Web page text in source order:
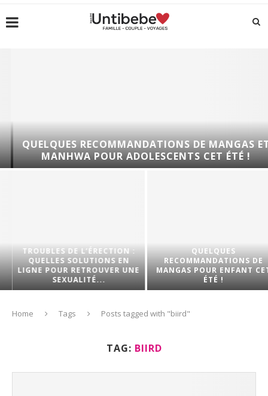
QUELQUES RECOMMANDATIONS DE MANGAS ET
MANHWA POUR ADOLESCENTS CET ÉTÉ !
TROUBLES DE L’ÉRECTION :
QUELLES SOLUTIONS EN
LIGNE POUR RETROUVER UNE
SEXUALITÉ...
QUELQUES
RECOMMANDATIONS DE
MANGAS POUR ENFANT CET
ÉTÉ !
Home Tags Posts tagged with "biird"
TAG: BIIRD